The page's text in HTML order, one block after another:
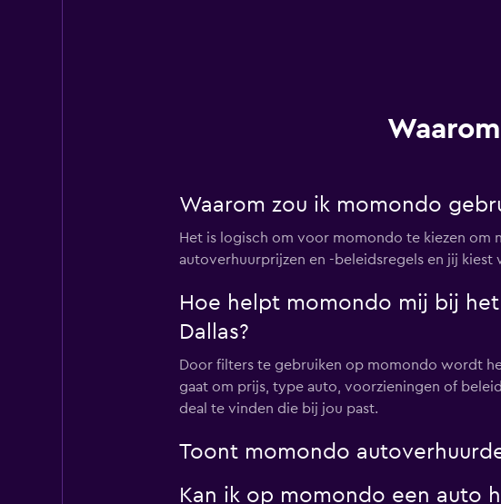
Waarom zou ik momondo
Het is logisch om voor momondo te kiezen om
autoverhuurprijzen en -beleidsregels en jij
Hoe helpt momondo mij bij
Dallas?
Door filters te gebruiken op momondo wordt
gaat om prijs, type auto, voorzieningen of
deal te vinden die bij jou past.
Toont momondo
Kan ik op momondo een auto